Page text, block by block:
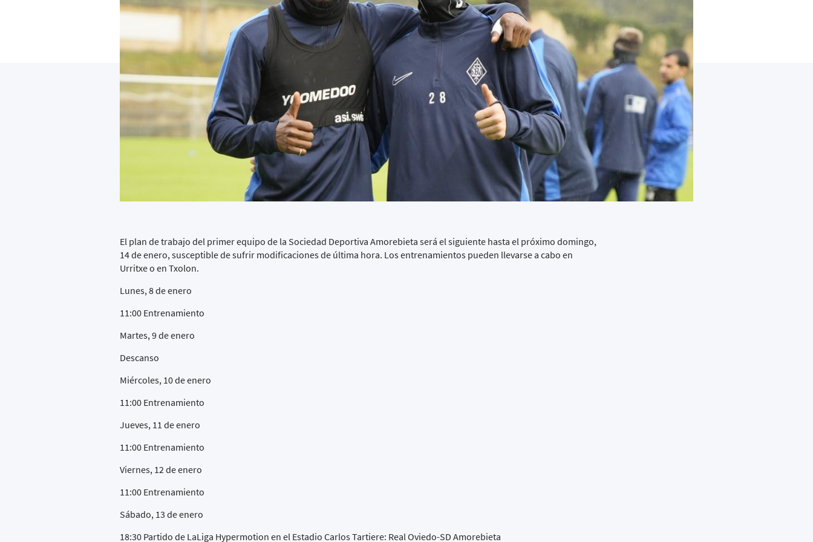
El plan de trabajo del primer equipo de la Sociedad Deportiva Amorebieta será el siguiente hasta el próximo domingo,
14 de enero, susceptible de sufrir modificaciones de última hora. Los entrenamientos pueden llevarse a cabo en
Urritxe o en Txolon.
Lunes, 8 de enero
11:00 Entrenamiento
Martes, 9 de enero
Descanso
Miércoles, 10 de enero
11:00 Entrenamiento
Jueves, 11 de enero
11:00 Entrenamiento
Viernes, 12 de enero
11:00 Entrenamiento
Sábado, 13 de enero
18:30 Partido de LaLiga Hypermotion en el Estadio Carlos Tartiere: Real Oviedo-SD Amorebieta